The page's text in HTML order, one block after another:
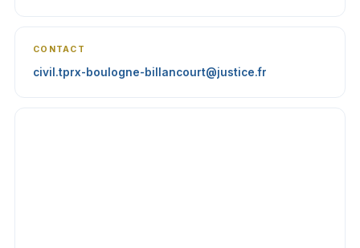
CONTACT
civil.tprx-boulogne-billancourt@justice.fr